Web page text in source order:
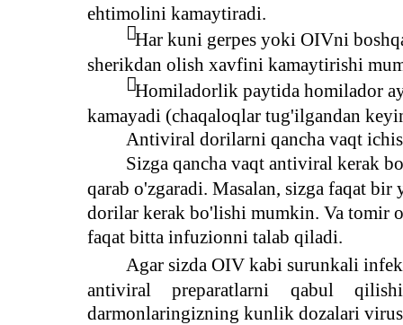
ehtimolini kamaytiradi.
Har kuni gerpes yoki OIVni
sherikdan olish xavfini kamaytirishi
Homiladorlik paytida homilador
kamayadi (chaqaloqlar tug'ilgandan
Antiviral dorilarni qancha vaqt
Sizga qancha vaqt antiviral kerak
qarab o'zgaradi. Masalan, sizga faqat
dorilar kerak bo'lishi mumkin. Va tomir
faqat bitta infuzionni talab qiladi.
Agar sizda OIV kabi surunkali
antiviral
preparatlarni qabul
darmonlaringizning kunlik dozalari